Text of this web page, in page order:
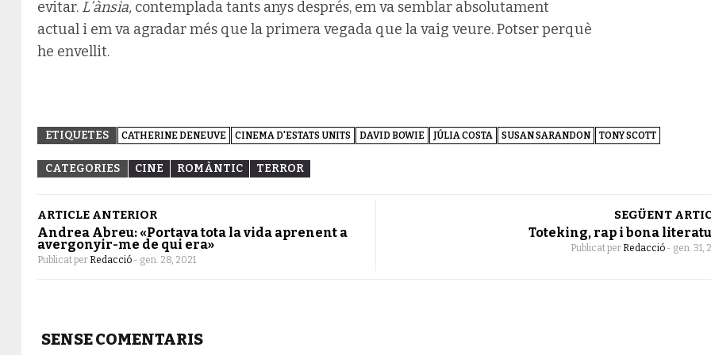
evitar. L’ànsia, contemplada tants anys després, em va semblar absolutament
actual i em va agradar més que la primera vegada que la vaig veure. Potser perquè
he envellit.
ETIQUETES CATHERINE DENEUVE CINEMA D'ESTATS UNITS DAVID BOWIE JÚLIA COSTA SUSAN SARANDON TONY SCOTT
CATEGORIES CINE ROMÀNTIC TERROR
ARTICLE ANTERIOR
Andrea Abreu: «Portava tota la vida aprenent a
avergonyir-me de qui era»
Publicat per Redacció - gen. 28, 2021
SEGÜENT
Toteking, rap i bona
Publicat per Redacció - gen. 31,
SENSE COMENTARIS